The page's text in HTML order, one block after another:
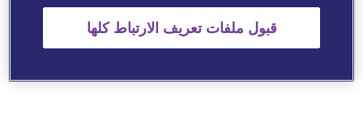
قبول ملفات تعريف الارتباط كلها